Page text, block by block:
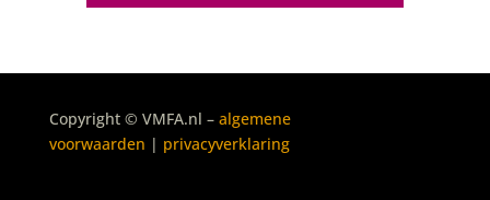
De belastingaangifte 2025
Het is weer zover: sinds 1 maart 2026 kunt u uw
Copyright © VMFA.nl – algemene
voorwaarden | privacyverklaring